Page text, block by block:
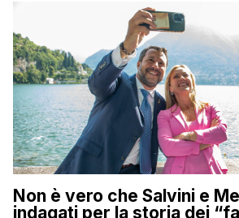
Non è vero che Salvini e
indagati per la storia dei